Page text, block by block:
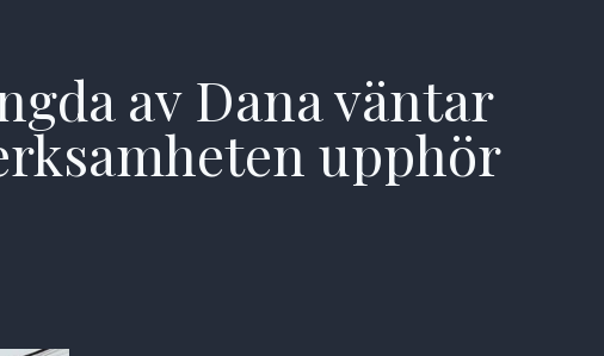
av Dana väntar
upphör